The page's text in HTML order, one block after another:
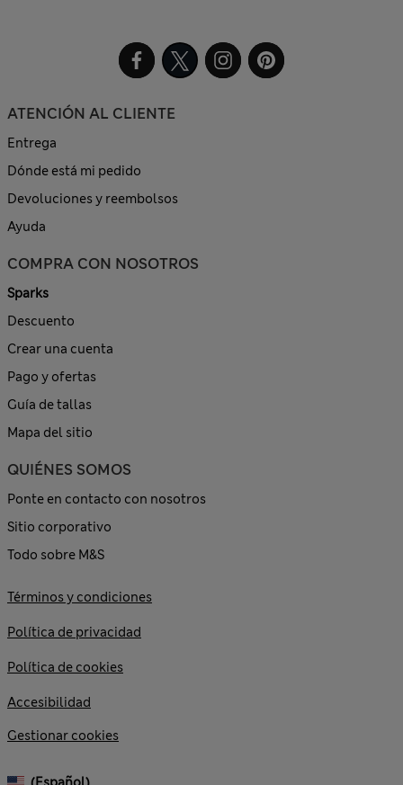
ATENCIÓN AL CLIENTE
Entrega
Dónde está mi pedido
Devoluciones y reembolsos
Ayuda
COMPRA CON NOSOTROS
Sparks
Descuento
Crear una cuenta
Pago y ofertas
Guía de tallas
Mapa del sitio
QUIÉNES SOMOS
Ponte en contacto con nosotros
Sitio corporativo
Todo sobre M&S
Términos y condiciones
Política de privacidad
Política de cookies
Accesibilidad
Gestionar cookies